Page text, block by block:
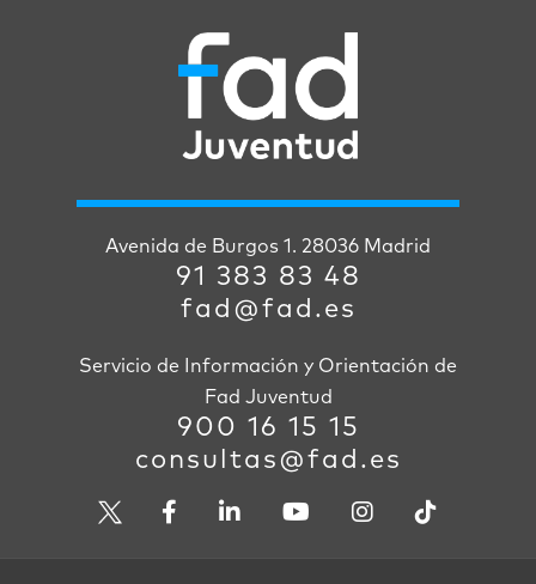
Avenida de Burgos 1. 28036 Madrid
91 383 83 48
fad@fad.es
Servicio de Información y Orientación de
Fad Juventud
900 16 15 15
consultas@fad.es